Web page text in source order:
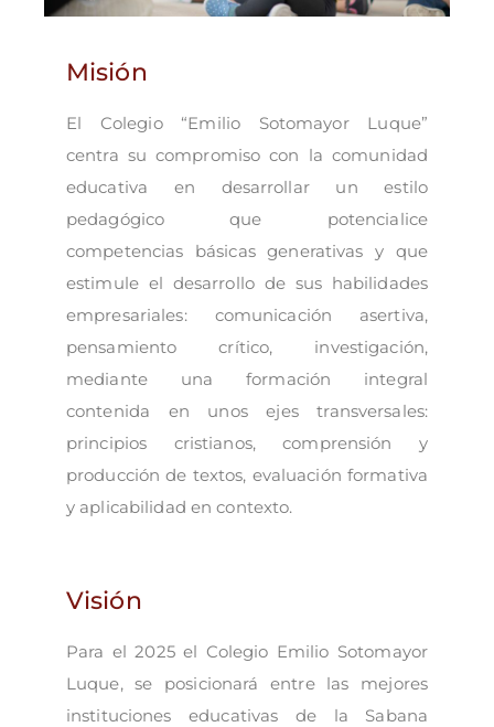
Misión
El Colegio “Emilio Sotomayor Luque”
centra su compromiso con la comunidad
educativa en desarrollar un estilo
pedagógico que potencialice
competencias básicas generativas y que
estimule el desarrollo de sus habilidades
empresariales: comunicación asertiva,
pensamiento crítico, investigación,
mediante una formación integral
contenida en unos ejes transversales:
principios cristianos, comprensión y
producción de textos, evaluación formativa
y aplicabilidad en contexto.
Visión
Para el 2025 el Colegio Emilio Sotomayor
Luque, se posicionará entre las mejores
instituciones educativas de la Sabana